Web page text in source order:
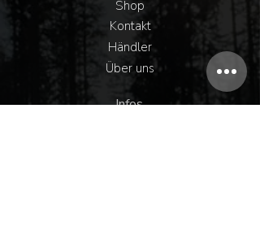
Shop
Kontakt
Händler
Über uns
Infos